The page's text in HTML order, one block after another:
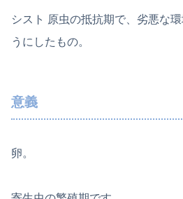
シスト 原虫の抵抗期で、劣悪な
うにしたもの。
意義
卵。